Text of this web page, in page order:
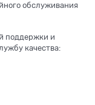
обслуживания
поддержки и
качества: